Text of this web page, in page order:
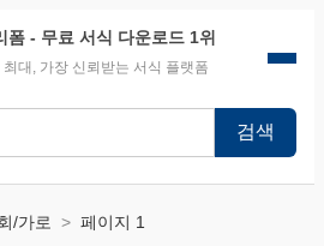
폼 - 무료 서식 다운로드 1위
최대, 가장 신뢰받는 서식 플랫폼
검색
/가로 페이지 1